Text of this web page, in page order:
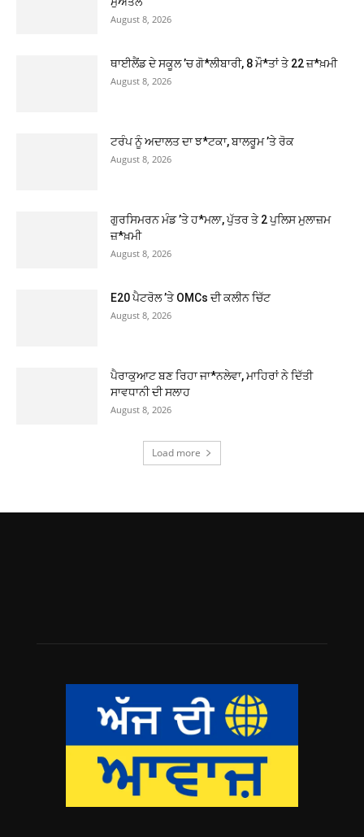
August 8, 2026
ਥਾਈਲੈਂਡ ਦੇ ਸਕੂਲ ’ਚ ਗੋ*ਲੀਬਾਰੀ, 8 ਮੌ*ਤਾਂ ਤੇ 22 ਜ਼*ਖ਼ਮੀ
August 8, 2026
ਟਰੰਪ ਨੂੰ ਅਦਾਲਤ ਦਾ ਝ*ਟਕਾ, ਬਾਲਰੂਮ ’ਤੇ ਰੋਕ
August 8, 2026
ਗੁਰਸਿਮਰਨ ਮੰਡ ’ਤੇ ਹ*ਮਲਾ, ਪੁੱਤਰ ਤੇ 2 ਪੁਲਿਸ ਮੁਲਾਜ਼ਮ
ਜ਼*ਖ਼ਮੀ
August 8, 2026
E20 ਪੈਟਰੋਲ ’ਤੇ OMCs ਦੀ ਕਲੀਨ ਚਿੱਟ
August 8, 2026
ਪੈਰਾਕੁਆਟ ਬਣ ਰਿਹਾ ਜਾ*ਨਲੇਵਾ, ਮਾਹਿਰਾਂ ਨੇ ਦਿੱਤੀ
ਸਾਵਧਾਨੀ ਦੀ ਸਲਾਹ
August 8, 2026
Load more